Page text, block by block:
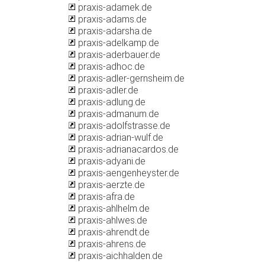
praxis-adamek.de
praxis-adams.de
praxis-adarsha.de
praxis-adelkamp.de
praxis-aderbauer.de
praxis-adhoc.de
praxis-adler-gernsheim.de
praxis-adler.de
praxis-adlung.de
praxis-admanum.de
praxis-adolfstrasse.de
praxis-adrian-wulf.de
praxis-adrianacardos.de
praxis-adyani.de
praxis-aengenheyster.de
praxis-aerzte.de
praxis-afra.de
praxis-ahlhelm.de
praxis-ahlwes.de
praxis-ahrendt.de
praxis-ahrens.de
praxis-aichhalden.de